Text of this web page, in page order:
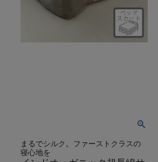
まるでシルク。ファーストクラスの
寝心地を